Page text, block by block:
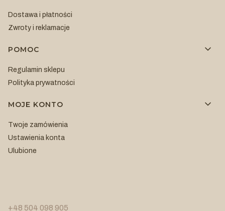
Dostawa i płatności
Zwroty i reklamacje
POMOC
Regulamin sklepu
Polityka prywatności
MOJE KONTO
Twoje zamówienia
Ustawienia konta
Ulubione
+48 504 098 905